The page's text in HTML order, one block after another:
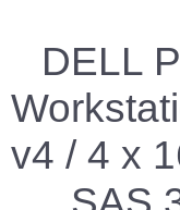
DELL
v4 / 4 x